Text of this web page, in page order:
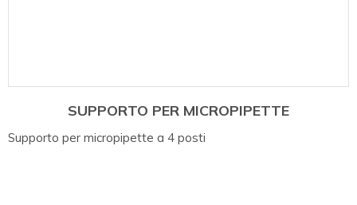
SUPPORTO PER MICROPIPETTE
Supporto per micropipette a 4 posti